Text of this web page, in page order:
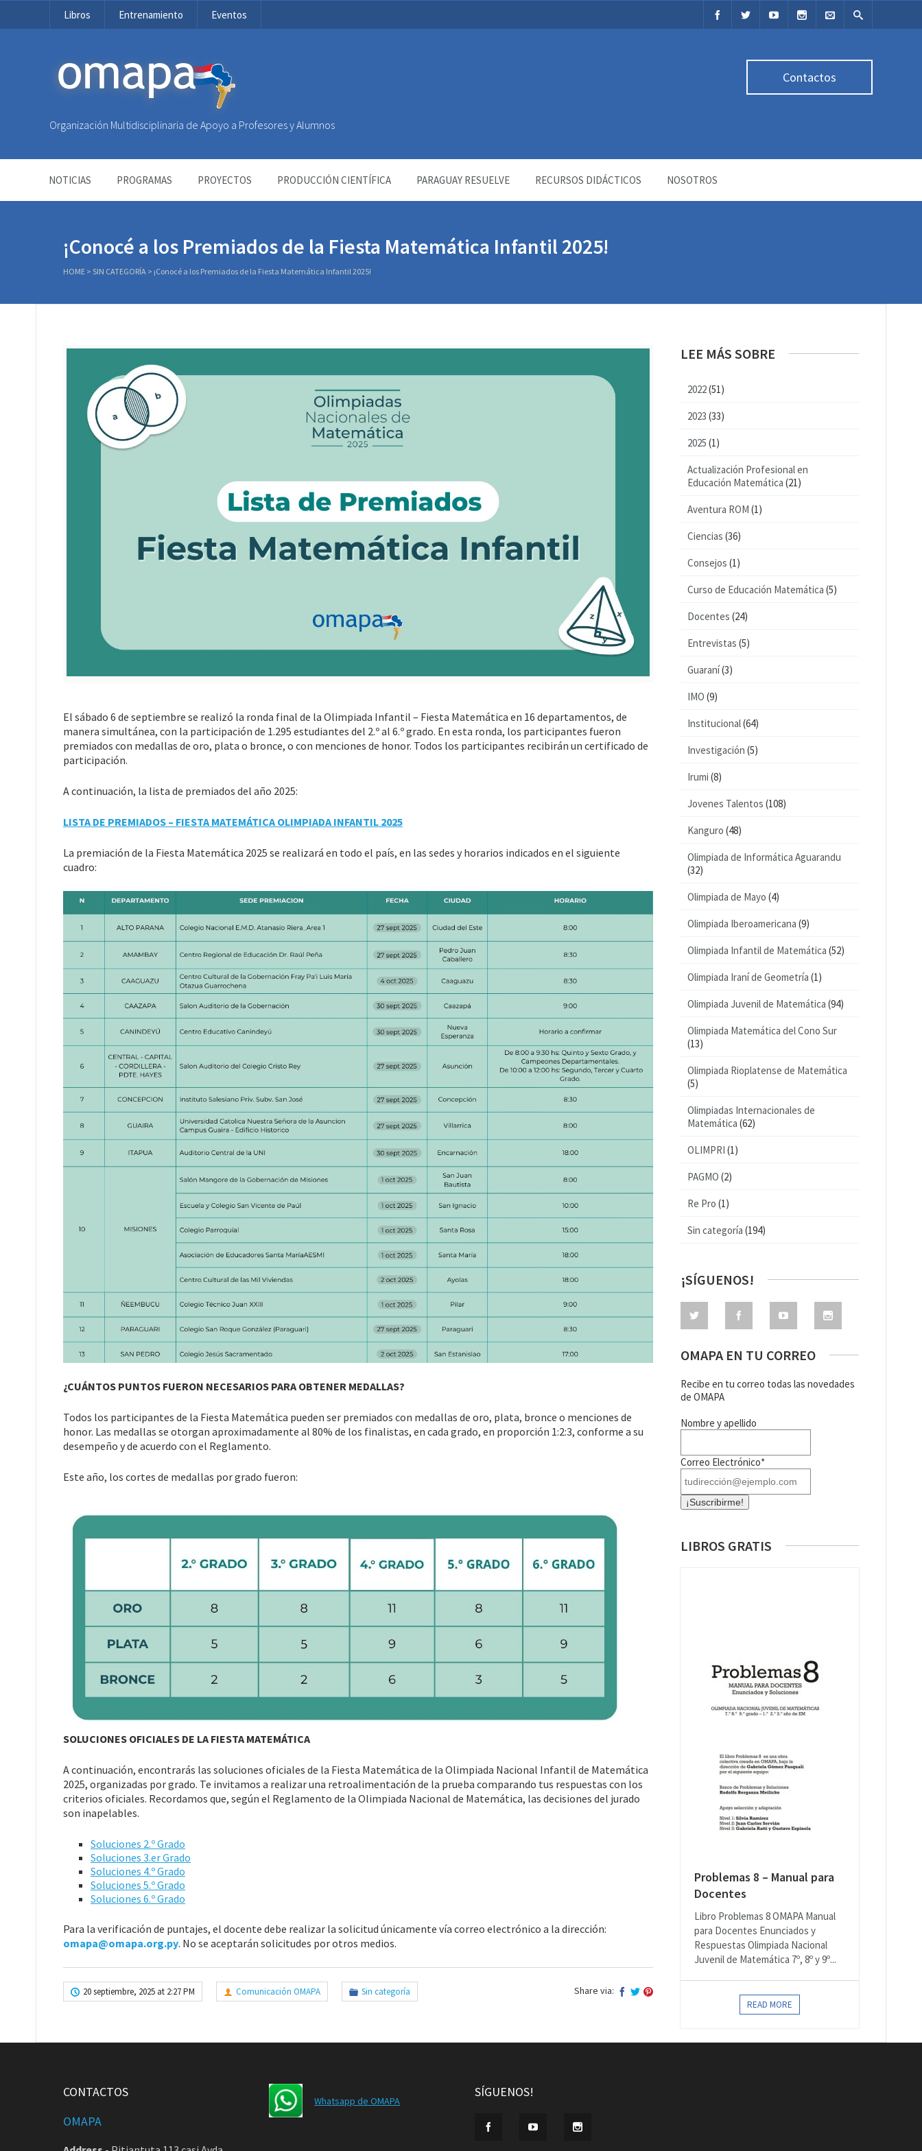
Libros Entrenamiento Eventos
OMAPA
Organización Multidisciplinaria de Apoyo a Profesores y Alumnos
Contactos
NOTICIAS PROGRAMAS PROYECTOS PRODUCCIÓN CIENTÍFICA PARAGUAY RESUELVE RECURSOS DIDÁCTICOS NOSOTROS
¡Conocé a los Premiados de la Fiesta Matemática Infantil 2025!
HOME > SIN CATEGORÍA > ¡Conocé a los Premiados de la Fiesta Matemática Infantil 2025!
El sábado 6 de septiembre se realizó la ronda final de la Olimpiada Infantil – Fiesta Matemática en 16 departamentos, de
manera simultánea, con la participación de 1.295 estudiantes del 2.º al 6.º grado. En esta ronda, los participantes fueron
premiados con medallas de oro, plata o bronce, o con menciones de honor. Todos los participantes recibirán un certificado de
participación.
A continuación, la lista de premiados del año 2025:
LISTA DE PREMIADOS – FIESTA MATEMÁTICA OLIMPIADA INFANTIL 2025
La premiación de la Fiesta Matemática 2025 se realizará en todo el país, en las sedes y horarios indicados en el siguiente
cuadro:
¿CUÁNTOS PUNTOS FUERON NECESARIOS PARA OBTENER MEDALLAS?
Todos los participantes de la Fiesta Matemática pueden ser premiados con medallas de oro, plata, bronce o menciones de
honor. Las medallas se otorgan aproximadamente al 80% de los finalistas, en cada grado, en proporción 1:2:3, conforme a su
desempeño y de acuerdo con el Reglamento.
Este año, los cortes de medallas por grado fueron:
SOLUCIONES OFICIALES DE LA FIESTA MATEMÁTICA
A continuación, encontrarás las soluciones oficiales de la Fiesta Matemática de la Olimpiada Nacional Infantil de Matemática
2025, organizadas por grado. Te invitamos a realizar una retroalimentación de la prueba comparando tus respuestas con los
criterios oficiales. Recordamos que, según el Reglamento de la Olimpiada Nacional de Matemática, las decisiones del jurado
son inapelables.
Soluciones 2.º Grado
Soluciones 3.er Grado
Soluciones 4.º Grado
Soluciones 5.º Grado
Soluciones 6.º Grado
Para la verificación de puntajes, el docente debe realizar la solicitud únicamente vía correo electrónico a la dirección:
omapa@omapa.org.py. No se aceptarán solicitudes por otros medios.
20 septiembre, 2025 at 2:27 PM Comunicación OMAPA Sin categoría Share via:
LEE MÁS SOBRE
2022(51)
2023 (33)
2025 (1)
Actualización Profesional en
Educación Matemática (21)
Aventura ROM (1)
Ciencias (36)
Consejos (1)
Curso de Educación Matemática (5)
Docentes (24)
Entrevistas (5)
Guaraní(3)
IMO (9)
Institucional(64)
Investigación (5)
Irumi (8)
Jovenes Talentos (108)
Kanguro (48)
Olimpiada de Informática Aguarandu
(32)
Olimpiada de Mayo (4)
Olimpiada Iberoamericana (9)
Olimpiada Infantil de Matemática (52)
Olimpiada Iraní de Geometría (1)
Olimpiada Juvenil de Matemática (94)
Olimpiada Matemática del Cono Sur
(13)
Olimpiada Rioplatense de Matemática
(5)
Olimpiadas Internacionales de
Matemática (62)
OLIMPRI (1)
PAGMO (2)
Re Pro (1)
Sin categoría (194)
¡SÍGUENOS!
OMAPA EN TU CORREO
Recibe en tu correo todas las novedades
de OMAPA
Nombre y apellido
Correo Electrónico*
LIBROS GRATIS
Problemas 8 – Manual para
Docentes
Libro Problemas 8 OMAPA Manual
para Docentes Enunciados y
Respuestas Olimpiada Nacional
Juvenil de Matemática 7º, 8º y 9º...
READ MORE
CONTACTOS
OMAPA
Whatsapp de OMAPA
SÍGUENOS!